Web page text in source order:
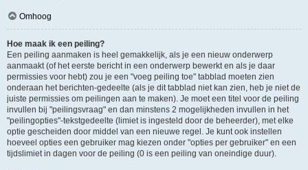
Omhoog
Hoe maak ik een peiling?
Een peiling aanmaken is heel gemakkelijk, als je een nieuw onderwerp
aanmaakt (of het eerste bericht in een onderwerp bewerkt en als je daar
permissies voor hebt) zou je een "voeg peiling toe" tabblad moeten zien
onderaan het berichten-gedeelte (als je dit tabblad niet kan zien, heb je niet de
juiste permissies om peilingen aan te maken). Je moet een titel voor de peiling
invullen bij "peilingsvraag" en dan minstens 2 mogelijkheden invullen in het
"peilingopties"-tekstgedeelte (limiet is ingesteld door de beheerder), met elke
optie gescheiden door middel van een nieuwe regel. Je kunt ook instellen
hoeveel opties een gebruiker mag kiezen onder "opties per gebruiker" en een
tijdslimiet in dagen voor de peiling (0 is een peiling van oneindige duur).